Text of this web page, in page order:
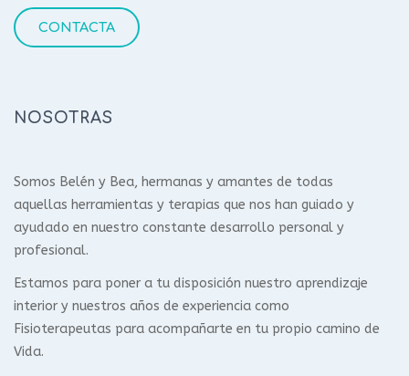
CONTACTA
NOSOTRAS
Somos Belén y Bea, hermanas y amantes de todas
aquellas herramientas y terapias que nos han guiado y
ayudado en nuestro constante desarrollo personal y
profesional.
Estamos para poner a tu disposición nuestro aprendizaje
interior y nuestros años de experiencia como
Fisioterapeutas para acompañarte en tu propio camino de
Vida.